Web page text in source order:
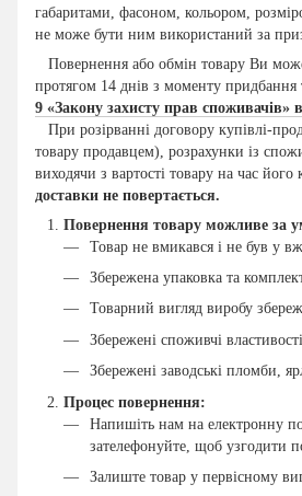
габаритами, фасоном, кольором,
не може бути ним використаний за
Повернення або обмін товару Ви
протягом 14 днів з моменту придбання
9 «Закону захисту прав споживачів»
При розірванні договору купівлі-
товару продавцем), розрахунки із
виходячи з вартості товару на час його
доставки не повертається.
Повернення товару можливе за
Товар не вмикався і не був у
Збережена упаковка та
Товарний вигляд виробу
Збережені споживчі
Збережені заводські пломби,
Процес повернення:
Напишіть нам на електронну
зателефонуйте, щоб узгодити
Залиште товар у первісному